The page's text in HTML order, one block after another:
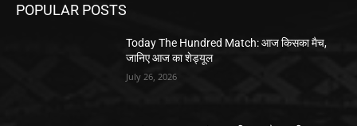
POPULAR POSTS
Today The Hundred Match: आज किसका मैच,
जानिए आज का शेड्यूल
July 26, 2026